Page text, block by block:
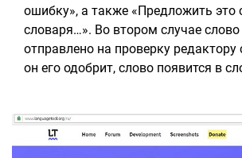
ошибку», а также «Предложить это
словаря…». Во втором случае слово
отправлено на проверку редактору
он его одобрит, слово появится в